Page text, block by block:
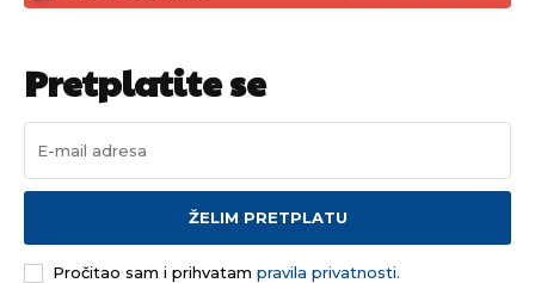
Pretplatite se
ŽELIM PRETPLATU
Pročitao sam i prihvatam pravila privatnosti.